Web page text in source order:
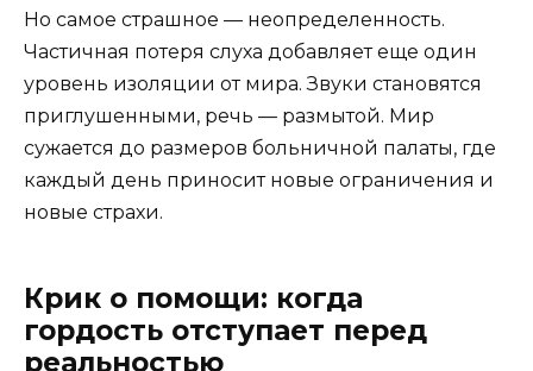
Но самое страшное — неопределенность.
Частичная потеря слуха добавляет еще один
уровень изоляции от мира. Звуки становятся
приглушенными, речь — размытой. Мир
сужается до размеров больничной палаты, где
каждый день приносит новые ограничения и
новые страхи.
Крик о помощи: когда
гордость отступает перед
реальностью